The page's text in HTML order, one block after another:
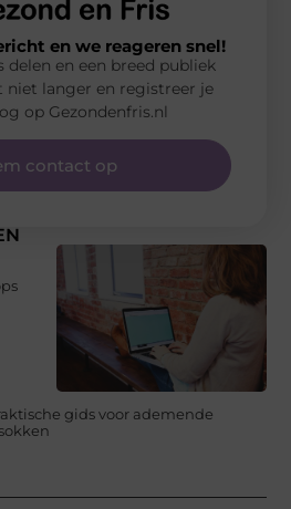
gids voor ademende
en we reageren snel!
en een breed publiek
niet langer en registreer je
op Gezondenfris.nl
contact op